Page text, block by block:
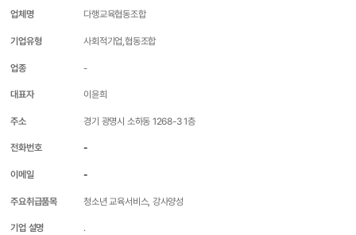
업체명 다행교육협동조합
기업유형 사회적기업,협동조합
업종 -
대표자 이윤희
주소 경기 광명시 소하동 1268-3 1층
전화번호 -
이메일 -
주요취급품목 청소년 교육서비스, 강사양성
기업 설명 .